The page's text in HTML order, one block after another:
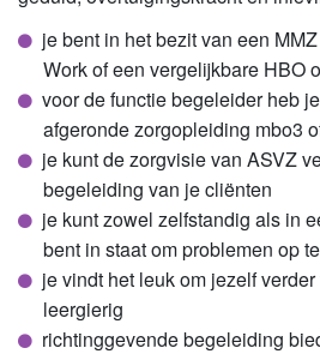
je bent in het bezit van een
Work of een vergelijkbare HBO
voor de functie begeleider heb
afgeronde zorgopleiding mbo3
je kunt de zorgvisie van ASVZ
begeleiding van je cliënten
je kunt zowel zelfstandig als in
bent in staat om problemen op
je vindt het leuk om jezelf
leergierig
richtinggevende begeleiding